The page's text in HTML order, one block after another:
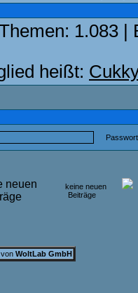
1.083
heißt:
keine neuen
Beiträge
von WoltLab GmbH